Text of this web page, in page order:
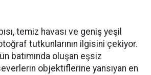
temiz havası ve geniş yeşil
tutkunlarının ilgisini çekiyor.
batımında oluşan eşsiz
objektiflerine yansıyan en